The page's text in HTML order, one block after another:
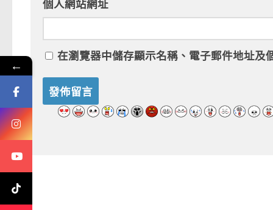
個人網站網址
在瀏覽器中儲存顯示名稱、電子郵件地址及
←